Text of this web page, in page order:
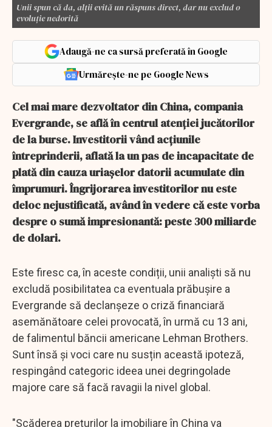
Unii spun că da, alții evită un răspuns direct, dar nu exclud o
evoluție nedorită
Adaugă-ne ca sursă preferată în Google
Urmărește-ne pe Google News
Cel mai mare dezvoltator din China, compania
Evergrande, se află în centrul atenției jucătorilor
de la burse. Investitorii vând acțiunile
întreprinderii, aflată la un pas de incapacitate de
plată din cauza uriașelor datorii acumulate din
împrumuri. Îngrijorarea investitorilor nu este
deloc nejustificată, având în vedere că este vorba
despre o sumă impresionantă: peste 300 miliarde
de dolari.
Este firesc ca, în aceste condiții, unii analiști să nu
excludă posibilitatea ca eventuala prăbușire a
Evergrande să declanșeze o criză financiară
asemănătoare celei provocată, în urmă cu 13 ani,
de falimentul băncii americane Lehman Brothers.
Sunt însă și voci care nu susțin această ipoteză,
respingând categoric ideea unei degringolade
majore care să facă ravagii la nivel global.
"Scăderea prețurilor la imobiliare în China va